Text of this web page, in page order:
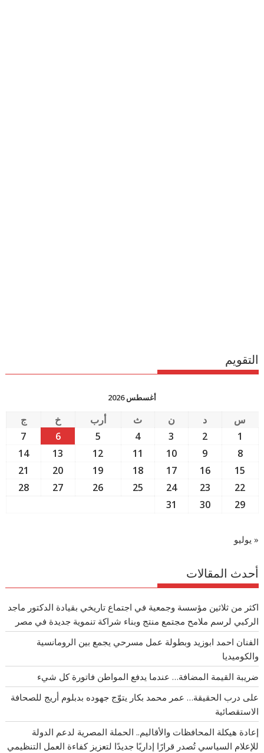
التقويم
أغسطس 2026
س د ن ث أرب خ
ج
1
2
3
4
5
6
7
8
9
10
11
12
13
14
15
16
17
18
19
20
21
22
23
24
25
26
27
28
29
30
31
« يوليو
أحدث المقالات
اكثر من ثلاثين مؤسسة وجمعية في اجتماع تاريخي بقيادة الدكتور ماجد
الركبي لرسم ملامح مجتمع منتج وبناء شراكة تنموية جديدة في مصر
الفنان احمد ابوزيد وبطولة عمل مسرحي يجمع بين الرومانسية
والكوميديا
ضريبة القيمة المضافة… عندما يدفع المواطن فاتورة كل شيء
على درب الحقيقة… عمر محمد بكار يتوّج جهوده بدبلوم أريج للصحافة
الاستقصائية
إعادة هيكلة المحافظات والأقاليم.. الحملة المصرية لدعم الدولة
للإعلام السياسي تُصدر قرارًا إداريًا جديدًا لتعزيز كفاءة العمل التنظيمي